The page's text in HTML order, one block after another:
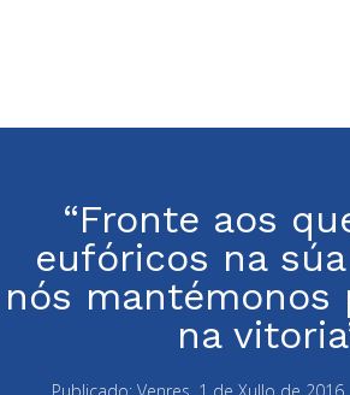
“Fronte aos
eufóricos na
nós mantémonos
na